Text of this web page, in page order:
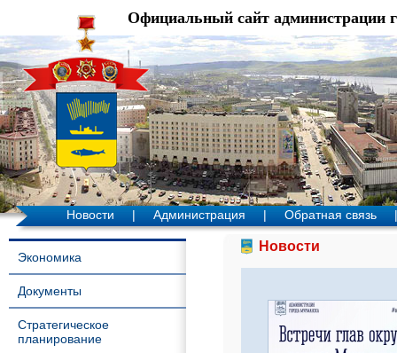
Официальный сайт администрации
Новости | Администрация | Обратная связь |
Экономика
Документы
Стратегическое
планирование
Новости